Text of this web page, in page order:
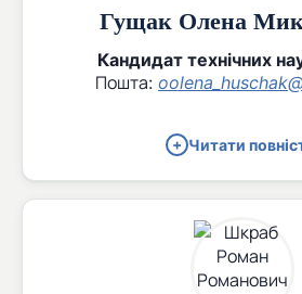
Гущак Олена
Кандидат технічних
Пошта:
Читати